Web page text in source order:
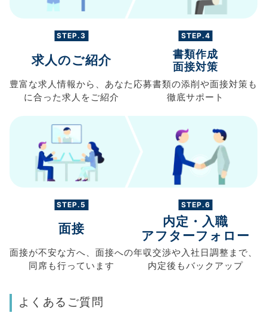
STEP.3
求人のご紹介
豊富な求人情報から、 あなた
に合った求人を ご紹介
STEP.4
書類作成
面接対策
応募書類の添削や面接対策も
徹底サポート
STEP.5
面接
面接が不安な方へ、 面接への
同席も行っています
STEP.6
内定・入職
アフターフォロー
年収交渉や入社日調整まで、
内定後もバックアップ
よくあるご質問